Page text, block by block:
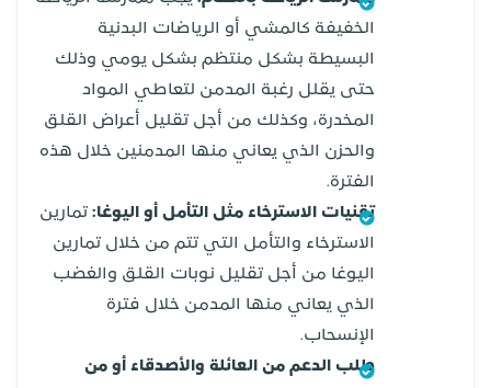
الخفيفة كالمشي أو الرياضات البدنية
البسيطة بشكل منتظم بشكل يومي وذلك
حتى يقلل رغبة المدمن لتعاطي المواد
المخدرة، وكذلك من أجل تقليل أعراض القلق
والحزن الذي يعاني منها المدمنين خلال هذه
الفترة.
تقنيات الاسترخاء مثل التأمل أو اليوغا:تمارين
الاسترخاء والتأمل التي تتم من خلال تمارين
اليوغا من أجل تقليل نوبات القلق والغضب
الذي يعاني منها المدمن خلال فترة
الإنسحاب.
طلب الدعم من العائلة والأصدقاء أو من